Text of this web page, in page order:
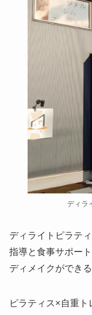
ディラ
ディライトピラテ
指導と食事サポー
ディメイクができ
ピラティス×自重ト